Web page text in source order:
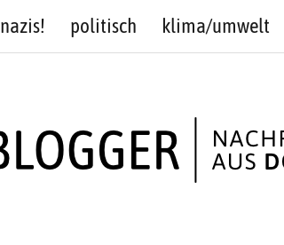
politisch klima/umwelt